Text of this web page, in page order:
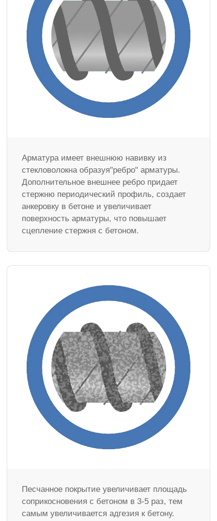
Арматура имеет внешнюю навивку из
стекловолокна образуя"ребро" арматуры.
Дополнительное внешнее ребро придает
стержню периодический профиль, создает
анкеровку в бетоне и увеличивает
поверхность арматуры, что повышает
сцепление стержня с бетоном.
Песчанное покрытие увеличивает площадь
соприкосновения с бетоном в 3-5 раз, тем
самым увеличивается адгезия к бетону.